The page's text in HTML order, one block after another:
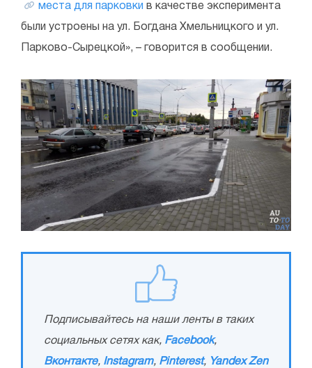
места для парковки в качестве эксперимента
были устроены на ул. Богдана Хмельницкого и ул.
Парково-Сырецкой», – говорится в сообщении.
Подписывайтесь на наши ленты в таких
социальных сетях как, Facebook,
Вконтакте, Instagram, Pinterest, Yandex Zen